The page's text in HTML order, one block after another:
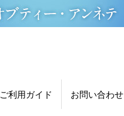
ご利用ガイド お問い合わせ